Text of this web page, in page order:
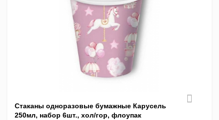
Стаканы одноразовые бумажные Карусель
250мл, набор 6шт., хол/гор, флоупак